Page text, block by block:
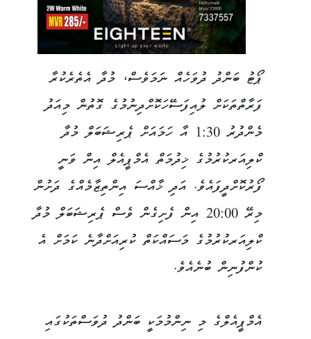
ޕޯޓު ބަންދު ދުވަހެއް ނަމަވެސް، މުދާ އެތެރެކުރާ
ފަރާތްތަކަށް ލުއިފަސޭހަކޮށްދިނުމުގެ ގޮތުން މިއަދު
މެންދުރު 1:30 އާ ހަމައަށް ޕެރިޝަބަލް މުދާ
ކްލިއަރކުރުމުގެ ޚިދުމަތް އެމްޕީއެލް އިން ވަނީ
ފޯރުކޮށްދީފައެވެ. އަދި ޚާއްސަ އިންތިޒާމެއްގެ ދަށުން
މިރޭ 20:00 އިން ފެށިގެން ވެސް ޕެރިޝަބަލް މުދާ
ކްލިއަރކުރުމުގެ މަސައްކަތް ކުރިއަށްދާނެ ކަމަށް އެ
ކުންފުނިން ބުނެއެވެ.
އެމްޕީއެލްގެ މި ނިންމުމަކީ ބަންދު ދުވަސްތަކުގައި